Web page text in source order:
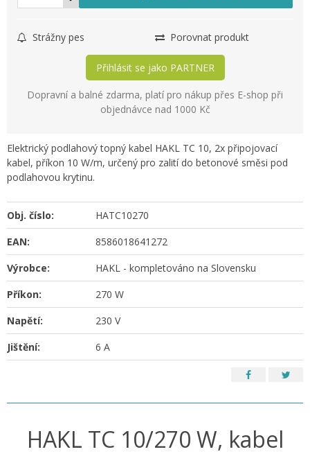
Strážny pes Porovnat produkt
Přihlásit se jako PARTNER
Dopravní a balné zdarma, platí pro nákup přes E-shop při
objednávce nad 1000 Kč
Elektrický podlahový topný kabel HAKL TC 10, 2x připojovací
kabel, příkon 10 W/m, určený pro zalití do betonové směsi pod
podlahovou krytinu.
Obj. číslo:
HATC10270
EAN:
8586018641272
Výrobce:
HAKL - kompletováno na Slovensku
Příkon:
270 W
Napětí:
230 V
Jištění:
6 A
HAKL TC 10/270 W, kabel